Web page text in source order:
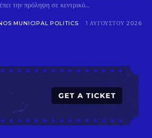
την πρόληψη σε κεντρικό...
MUNICIPAL POLITICS 1 ΑΥΓΟΎΣΤΟΥ 2026